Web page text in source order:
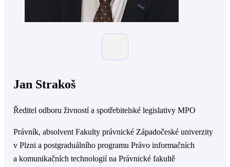
Jan Strakoš
Ředitel odboru živností a spotřebitelské legislativy MPO
Právník, absolvent Fakulty právnické Západočeské univerzity
v Plzni a postgraduálního programu Právo informačních
a komunikačních technologií na Právnické fakultě